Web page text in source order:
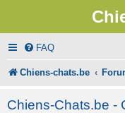
FAQ
Chiens-chats.be
Chiens-Chats.be -